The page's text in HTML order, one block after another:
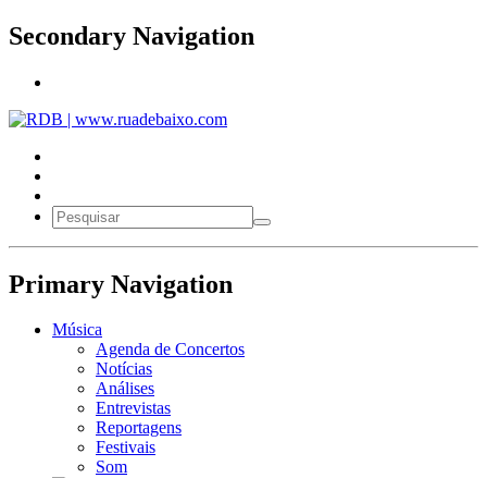
Secondary Navigation
Primary Navigation
Música
Agenda de Concertos
Notícias
Análises
Entrevistas
Reportagens
Festivais
Som